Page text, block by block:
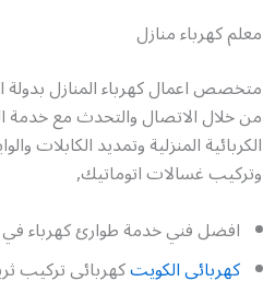
معلم كهرباء منازل
متخصص اعمال كهرباء المنازل
من خلال الاتصال والتحدث مع خدمة
الكربائية المنزلية وتمديد الكابلات
وتركيب غسالات اتوماتيك,
افضل فني خدمة طوارئ كهرباء
كهربائي الكويتكهربائي تركيب